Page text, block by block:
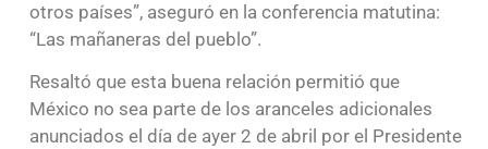
otros países”, aseguró en la conferencia matutina:
“Las mañaneras del pueblo”.
Resaltó que esta buena relación permitió que
México no sea parte de los aranceles adicionales
anunciados el día de ayer 2 de abril por el Presidente